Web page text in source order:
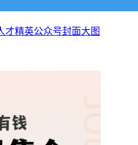
才精英公众号封面大图